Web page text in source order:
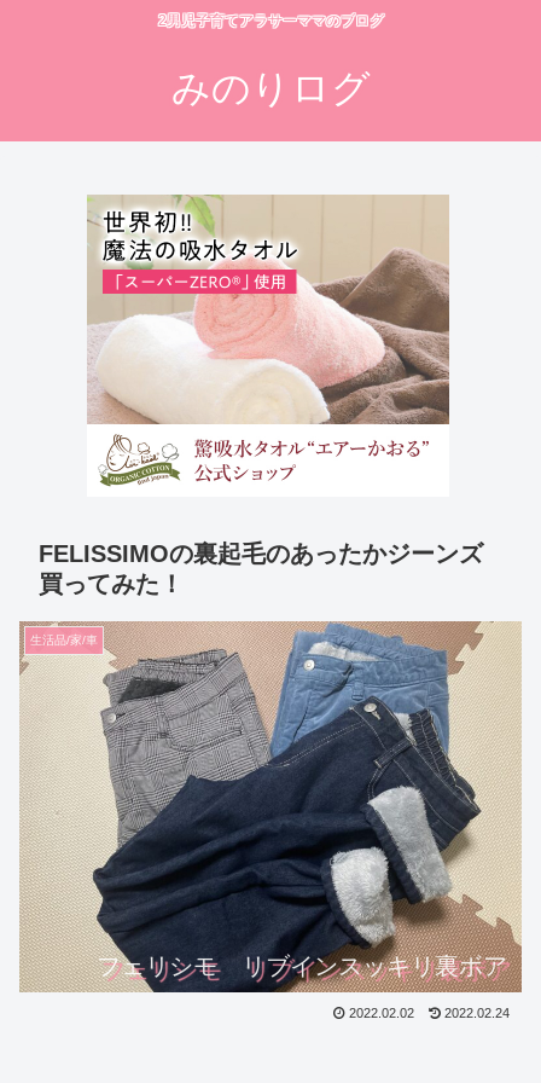
2男児子育てアラサーママのブログ
みのりログ
FELISSIMOの裏起毛のあったかジーンズ
買ってみた！
生活品/家/車
フェリシモ リブインスッキリ裏ボア
2022.02.02 2022.02.24